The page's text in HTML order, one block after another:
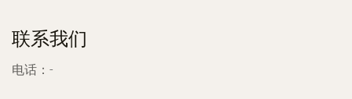
联系我们
电话：-